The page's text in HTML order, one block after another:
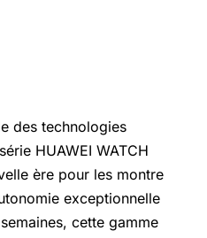
des technologies
HUAWEI WATCH
ère pour les montre
exceptionnelle
cette gamme